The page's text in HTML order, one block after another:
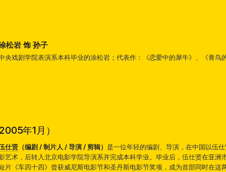
松岩 饰 孙子
央戏剧学院表演系本科毕业的涂松岩；代表作：《恋爱中的犀牛》、《青鸟
年1月）
仕贤 （编剧 / 制片人 / 导演 / 剪辑） 是一位年轻的编剧、导演，在中国以伍
艺术，后转入北京电影学院导演系并完成本科学业。毕业后，伍仕贤在亚洲
片《车四十四》曾获威尼斯电影节和圣丹斯电影节奖项，成为首部同时在这